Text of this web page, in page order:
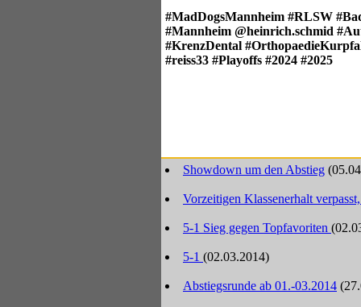
#MadDogsMannheim #RLSW
#Mannheim @heinrich.schmid
#KrenzDental
#reiss33 #Playoffs #2024 #2025
Showdown um den Abstieg
Vorzeitigen Klassenerhalt
5-1 Sieg gegen Topfavoriten
5-1 (02.03.2014)
Abstiegsrunde ab 01.-03.2014